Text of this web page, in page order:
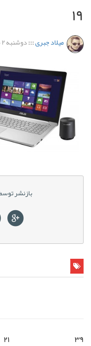
۱۹
میلاد جبری:::دوشنبه ۲ شهریور ۹۴
بازنشر
۳۹
۲۱